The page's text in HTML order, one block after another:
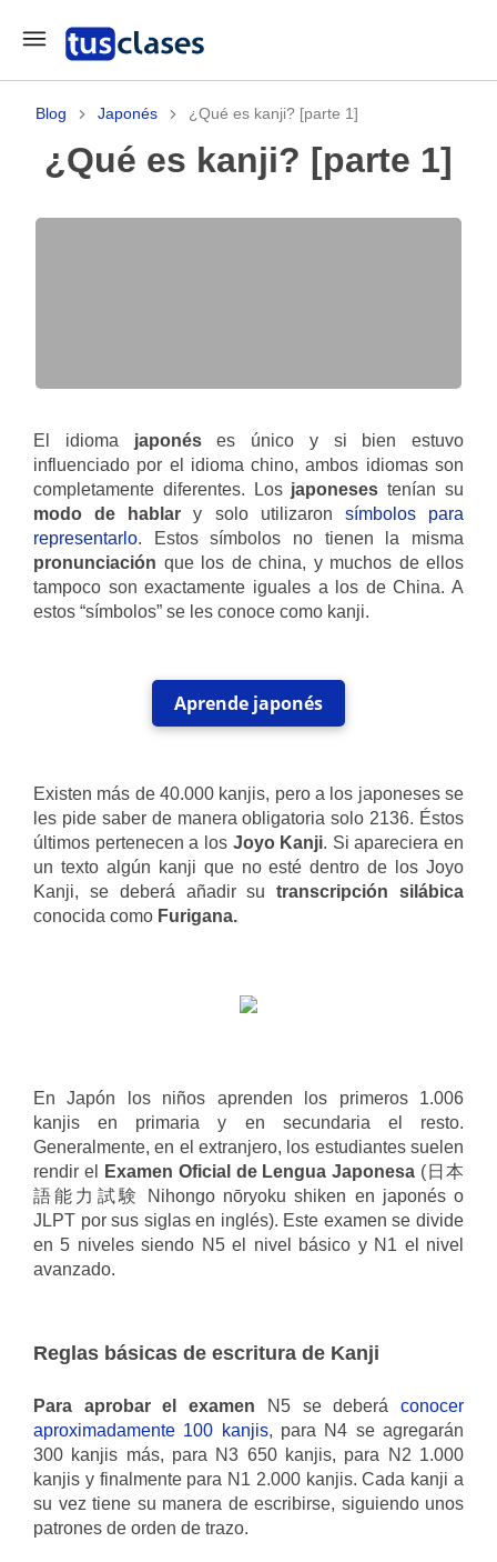
Blog Japonés ¿Qué es kanji? [parte 1]
¿Qué es kanji? [parte 1]
El idioma japonéses único y si bien estuvo
influenciado por el idioma chino, ambos idiomas son
completamente diferentes. Los japoneses tenían su
modo de hablar y solo utilizaron símbolos para
representarlo. Estos símbolos no tienen la misma
pronunciación que los de china, y muchos de ellos
tampoco son exactamente iguales a los de China. A
estos “símbolos” se les conoce como kanji.
Aprende japonés
Existen más de 40.000 kanjis, pero a los japoneses se
les pide saber de manera obligatoria solo 2136. Éstos
últimos pertenecen a los Joyo Kanji. Si apareciera en
un texto algún kanji que no esté dentro de los Joyo
Kanji, se deberá añadir sutranscripción silábica
conocida como Furigana.
En Japón los niños aprenden los primeros 1.006
kanjis en primaria y en secundaria el resto.
Generalmente, en el extranjero, los estudiantes suelen
rendir el
Examen Oficial de Lengua Japonesa ( 日本
語能力試験
Nihongo nōryoku shiken en japonés o
JLPT por sus siglas en inglés). Este examen se divide
en 5 niveles siendo N5 el nivel básico y N1 el nivel
avanzado.
Reglas básicas de escritura de Kanji
Para aprobar el examen N5 se deberáconocer
aproximadamente 100 kanjis, para N4 se agregarán
300 kanjis más, para N3 650 kanjis, para N2 1.000
kanjis y finalmente para N1 2.000 kanjis. Cada kanji a
su vez tiene su manera de escribirse, siguiendo unos
patrones de orden de trazo.